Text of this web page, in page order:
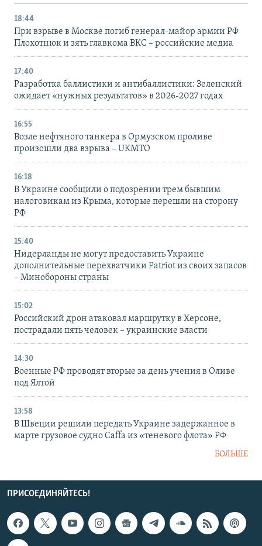
18:44
При взрыве в Москве погиб генерал-майор армии РФ
Плохотнюк и зять главкома ВКС – российские медиа
17:40
Разработка баллистики и антибаллистики: Зеленский
ожидает «нужных результатов» в 2026-2027 годах
16:55
Возле нефтяного танкера в Ормузском проливе
произошли два взрыва – UKMTO
16:18
В Украине сообщили о подозрении трем бывшим
налоговикам из Крыма, которые перешли на сторону
РФ
15:40
Нидерланды не могут предоставить Украине
дополнительные перехватчики Patriot из своих запасов
– Минобороны страны
15:02
Российский дрон атаковал маршрутку в Херсоне,
пострадали пять человек – украинские власти
14:30
Военные РФ проводят вторые за день учения в Оливе
под Ялтой
13:58
В Швеции решили передать Украине задержанное в
марте грузовое судно Caffa из «теневого флота» РФ
БОЛЬШЕ
ПРИСОЕДИНЯЙТЕСЬ!